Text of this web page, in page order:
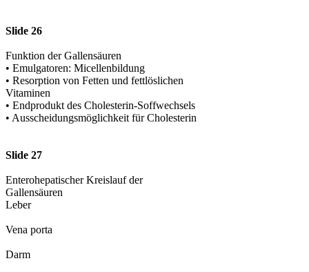
Slide 26
Funktion der Gallensäuren
• Emulgatoren: Micellenbildung
• Resorption von Fetten und fettlöslichen
Vitaminen
• Endprodukt des Cholesterin-Soffwechsels
• Ausscheidungsmöglichkeit für Cholesterin
Slide 27
Enterohepatischer Kreislauf der
Gallensäuren
Leber
Vena porta
Darm